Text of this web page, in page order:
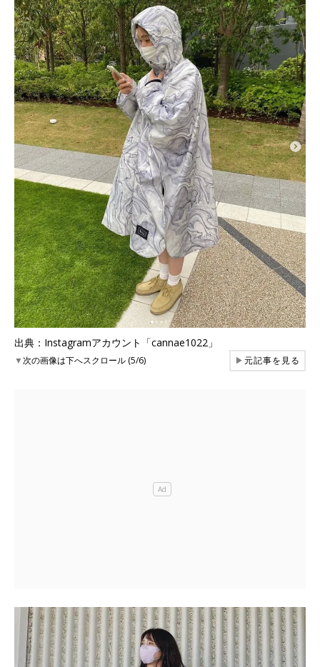
出典：Instagramアカウント「cannae1022」
▼次の画像は下へスクロール (5/6) ▶元記事を見る